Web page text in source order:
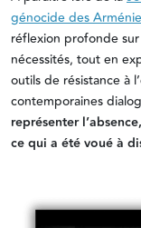
génocide des
réflexion profonde
nécessités, tout en
outils de résistance à
contemporaines
représenter
ce qui a été voué à